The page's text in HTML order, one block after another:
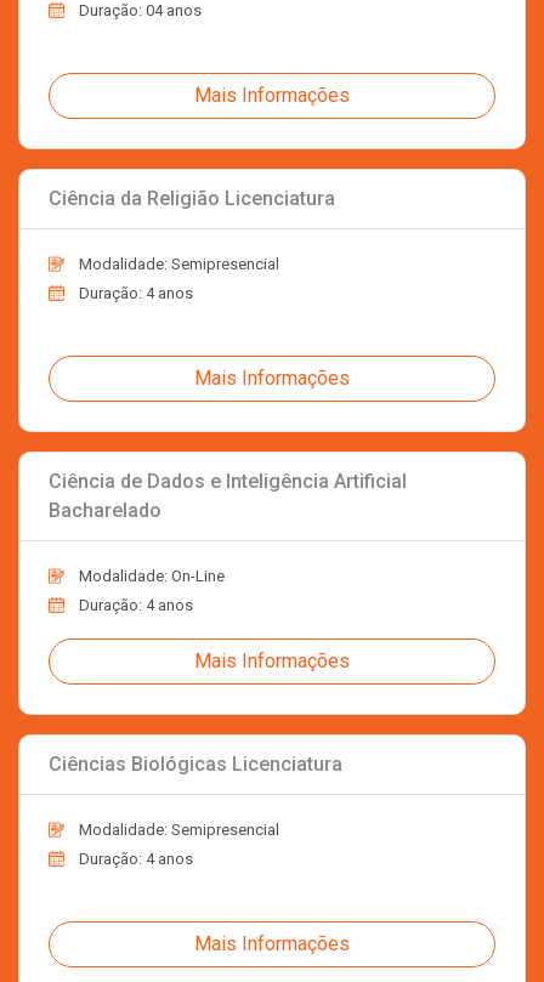
Duração: 04 anos
Mais Informações
Ciência da Religião Licenciatura
Modalidade: Semipresencial
Duração: 4 anos
Mais Informações
Ciência de Dados e Inteligência Artificial
Bacharelado
Modalidade: On-Line
Duração: 4 anos
Mais Informações
Ciências Biológicas Licenciatura
Modalidade: Semipresencial
Duração: 4 anos
Mais Informações